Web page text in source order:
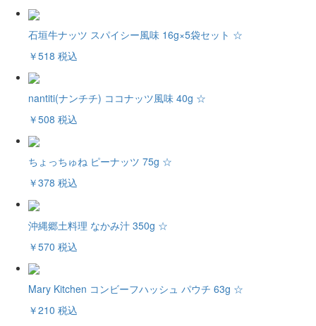
石垣牛ナッツ スパイシー風味 16g×5袋セット ☆
￥518 税込
nantiti(ナンチチ) ココナッツ風味 40g ☆
￥508 税込
ちょっちゅね ピーナッツ 75g ☆
￥378 税込
沖縄郷土料理 なかみ汁 350g ☆
￥570 税込
Mary Kitchen コンビーフハッシュ パウチ 63g ☆
￥210 税込